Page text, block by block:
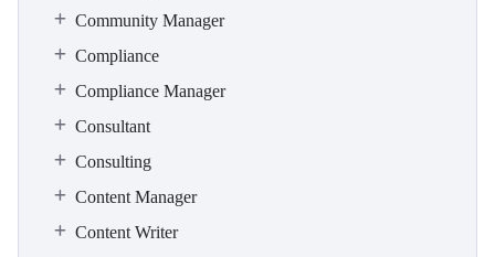
Community Manager
Compliance
Compliance Manager
Consultant
Consulting
Content Manager
Content Writer